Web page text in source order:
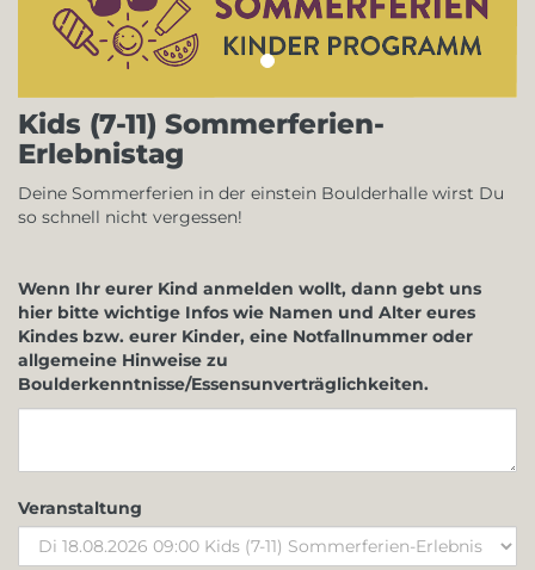
Kids (7-11) Sommerferien-
Erlebnistag
Deine Sommerferien in der einstein Boulderhalle wirst Du
so schnell nicht vergessen!
Wenn Ihr eurer Kind anmelden wollt, dann gebt uns
hier bitte wichtige Infos wie Namen und Alter eures
Kindes bzw. eurer Kinder, eine Notfallnummer oder
allgemeine Hinweise zu
Boulderkenntnisse/Essensunverträglichkeiten.
Veranstaltung